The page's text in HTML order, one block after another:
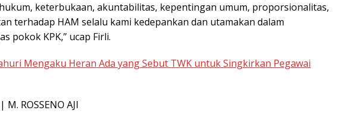
keterbukaan, akuntabilitas, kepentingan umum, proporsionalitas,
terhadap HAM selalu kami kedepankan dan utamakan dalam
pokok KPK,” ucap Firli.
Mengaku Heran Ada yang Sebut TWK untuk Singkirkan Pegawai
ROSSENO AJI